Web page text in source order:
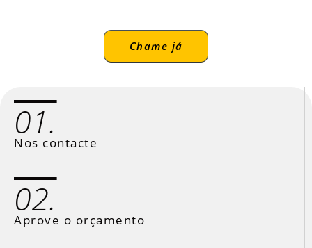
Chame já
01.
Nos contacte
02.
Aprove o orçamento